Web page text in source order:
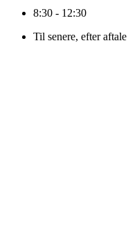
8:30 - 12:30
Til senere, efter aftale